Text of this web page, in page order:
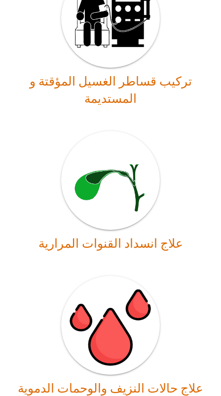
تركيب قساطر الغسيل المؤقتة و
المستديمة
علاج انسداد القنوات المرارية
علاج حالات النزيف والوحمات الدموية